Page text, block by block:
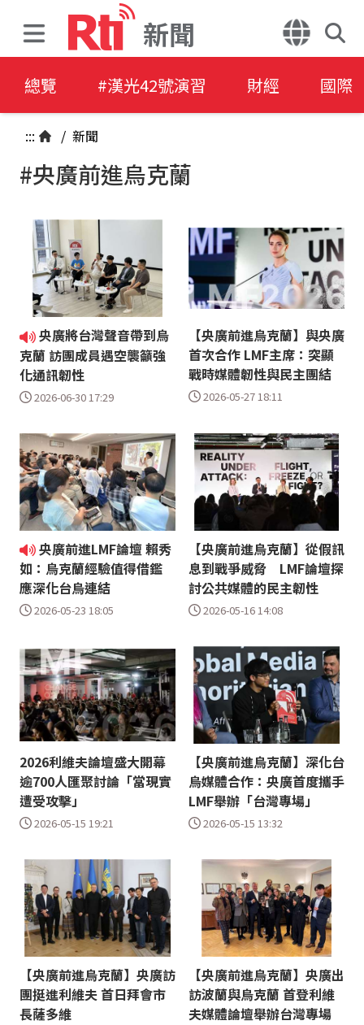
新聞
總覽 #漢光42號演習 財經 國際
::: / 新聞
#央廣前進烏克蘭
央廣將台灣聲音帶到烏
克蘭 訪團成員遇空襲籲強
化通訊韌性
2026-06-30 17:29
【央廣前進烏克蘭】與央廣
首次合作 LMF主席：突顯
戰時媒體韌性與民主團結
2026-05-27 18:11
央廣前進LMF論壇 賴秀
如：烏克蘭經驗值得借鑑
應深化台烏連結
2026-05-23 18:05
【央廣前進烏克蘭】從假訊
息到戰爭威脅 LMF論壇探
討公共媒體的民主韌性
2026-05-16 14:08
2026利維夫論壇盛大開幕
逾700人匯聚討論「當現實
遭受攻擊」
2026-05-15 19:21
【央廣前進烏克蘭】深化台
烏媒體合作：央廣首度攜手
LMF舉辦「台灣專場」
2026-05-15 13:32
【央廣前進烏克蘭】央廣訪
團挺進利維夫 首日拜會市
長薩多維
【央廣前進烏克蘭】央廣出
訪波蘭與烏克蘭 首登利維
夫媒體論壇舉辦台灣專場